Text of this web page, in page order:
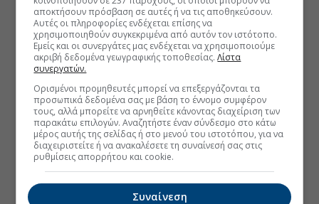
αποκτήσουν πρόσβαση σε αυτές ή να τις αποθηκεύσουν.
Αυτές οι πληροφορίες ενδέχεται επίσης να
χρησιμοποιηθούν συγκεκριμένα από αυτόν τον ιστότοπο.
Εμείς και οι συνεργάτες μας ενδέχεται να χρησιμοποιούμε
ακριβή δεδομένα γεωγραφικής τοποθεσίας.Λίστα
συνεργατών.
Ορισμένοι προμηθευτές μπορεί να επεξεργάζονται τα
προσωπικά δεδομένα σας με βάση το έννομο συμφέρον
τους, αλλά μπορείτε να αρνηθείτε κάνοντας διαχείριση των
παρακάτω επιλογών. Αναζητήστε έναν σύνδεσμο στο κάτω
μέρος αυτής της σελίδας ή στο μενού του ιστοτόπου, για να
διαχειριστείτε ή να ανακαλέσετε τη συναίνεσή σας στις
ρυθμίσεις απορρήτου και cookie.
Συναίνεση